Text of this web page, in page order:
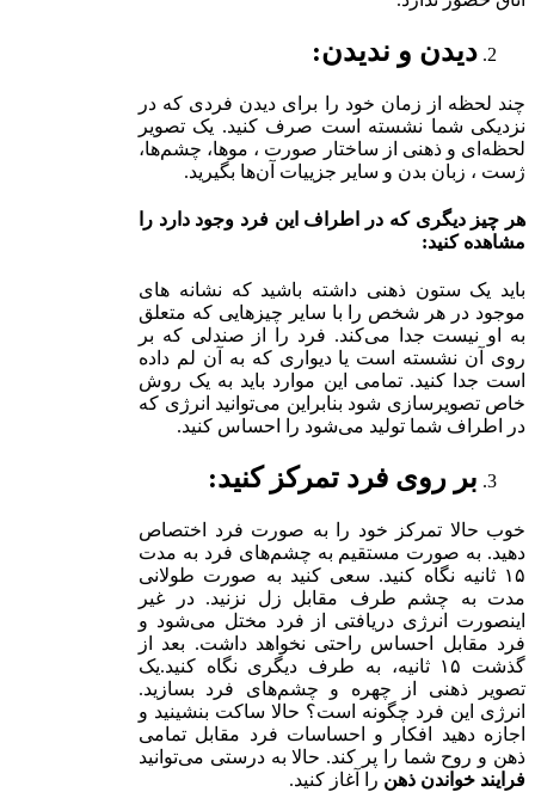
دیدن و ندیدن:
چند لحظه از زمان خود را برای دیدن فردی که در
نزدیکی شما نشسته است صرف کنید. یک تصویر
لحظه‌ای و ذهنی از ساختار صورت ، موها، چشم‌ها،
ژست ، زبان بدن و سایر جزییات آن‌ها بگیرید.
هر چیز دیگری که در اطراف این فرد وجود دارد را
مشاهده کنید:
باید یک ستون ذهنی داشته باشید که نشانه های
موجود در هر شخص را با سایر چیزهایی که متعلق
به او نیست جدا می‌کند. فرد را از صندلی که بر
روی آن نشسته است یا دیواری که به آن لم داده
است جدا کنید. تمامی این موارد باید به یک روش
خاص تصویرسازی شود بنابراین می‌توانید انرژی که
در اطراف شما تولید می‌شود را احساس کنید.
بر روی فرد تمرکز کنید:
خوب حالا تمرکز خود را به صورت فرد اختصاص
دهید. به صورت مستقیم به چشم‌های فرد به مدت
۱۵ ثانیه نگاه کنید. سعی کنید به صورت طولانی
مدت به چشم طرف مقابل زل نزنید. در غیر
اینصورت انرژی دریافتی از فرد مختل می‌شود و
فرد مقابل احساس راحتی نخواهد داشت. بعد از
گذشت ۱۵ ثانیه، به طرف دیگری نگاه کنید.یک
تصویر ذهنی از چهره و چشم‌های فرد بسازید.
انرژی این فرد چگونه است؟ حالا ساکت بنشینید و
اجازه دهید افکار و احساسات فرد مقابل تمامی
ذهن و روح شما را پر کند. حالا به درستی می‌توانید
فرایند خواندن ذهن را آغاز کنید.